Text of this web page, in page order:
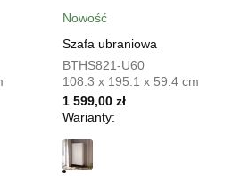
ORION
43
10:00-14:00
Nowość
Szafa ubraniowa
BTHS821-U60
108.3 x 195.1 x 59.4 cm
1 599,00 zł
Warianty: